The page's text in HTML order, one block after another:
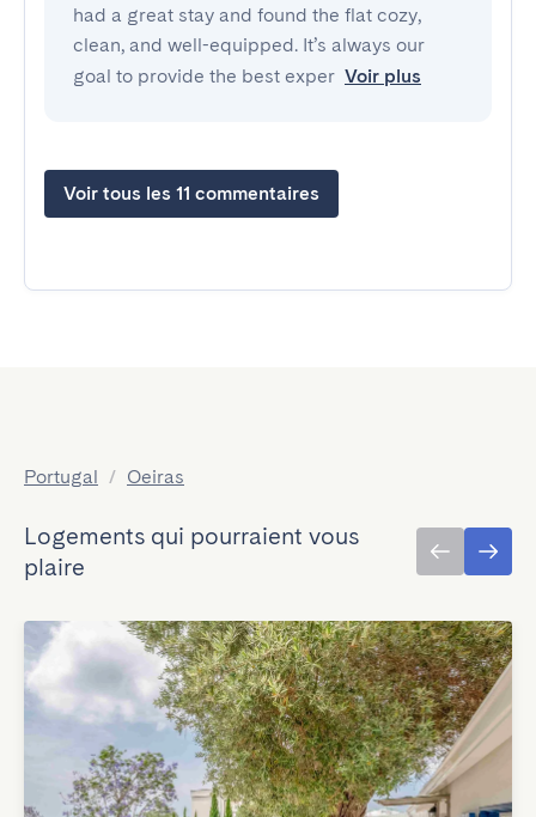
had a great stay and found the flat cozy,
clean, and well-equipped. It’s always our
goal to provide the best exper Voir plus
Voir tous les 11 commentaires
Portugal / Oeiras
Logements qui pourraient vous
plaire